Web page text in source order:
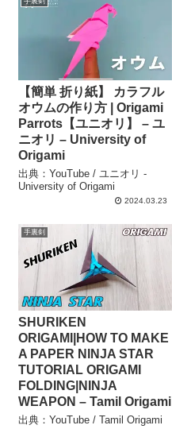
【簡単 折り紙】 カラフル
オウムの作り方 | Origami
Parrots【ユニオリ】 – ユ
ニオリ – University of
Origami
出典：YouTube / ユニオリ -
University of Origami
2024.03.23
手裏剣
SHURIKEN
ORIGAMI|HOW TO MAKE
A PAPER NINJA STAR
TUTORIAL ORIGAMI
FOLDING|NINJA
WEAPON – Tamil Origami
出典：YouTube / Tamil Origami